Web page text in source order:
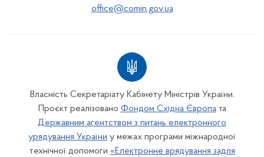
office@comin.gov.ua
Власність Секретаріату Кабінету Міністрів України.
Проєкт реалізовано Фондом Східна Європата
Державним агентством з питань електронного
урядування України у межах програми міжнародної
технічної допомоги «Електронне врядування задля